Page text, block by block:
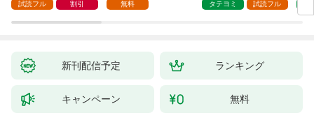
試読フル 割引 無料 タテヨミ 試読フル
新刊配信予定 ランキング
キャンペーン 無料